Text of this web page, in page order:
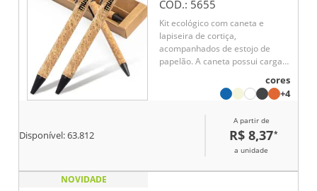
COD.: 5655
Kit ecológico com caneta e
lapiseira de cortiça,
acompanhados de estojo de
papelão. A caneta possui carga
acionamento por clique. Ideal
para quem busca uma opção
cores
+4
Disponível:63.812
A partir de
R$ 8,37*
a unidade
NOVIDADE